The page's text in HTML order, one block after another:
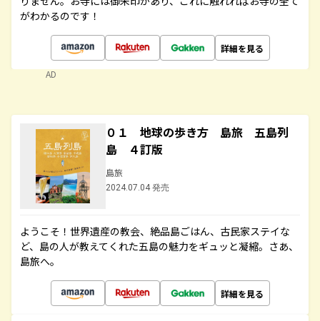
がわかるのです！
詳細を見る
AD
０１ 地球の歩き方 島旅 五島列
島 ４訂版
島旅
2024.07.04 発売
ようこそ！世界遺産の教会、絶品島ごはん、古民家ステイな
ど、島の人が教えてくれた五島の魅力をギュッと凝縮。さあ、
島旅へ。
詳細を見る